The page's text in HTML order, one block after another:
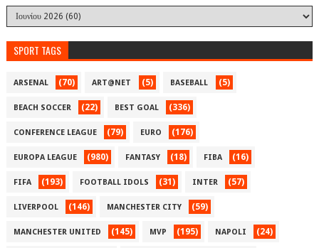
SPORT TAGS
ARSENAL (70) ART@NET (5) BASEBALL (5)
BEACH SOCCER (22) BEST GOAL (336)
CONFERENCE LEAGUE (79) EURO (176)
EUROPA LEAGUE (980) FANTASY (18) FIBA (16)
FIFA (193) FOOTBALL IDOLS (31) INTER (57)
LIVERPOOL (146) MANCHESTER CITY (59)
MANCHESTER UNITED (145) MVP (195) NAPOLI (24)